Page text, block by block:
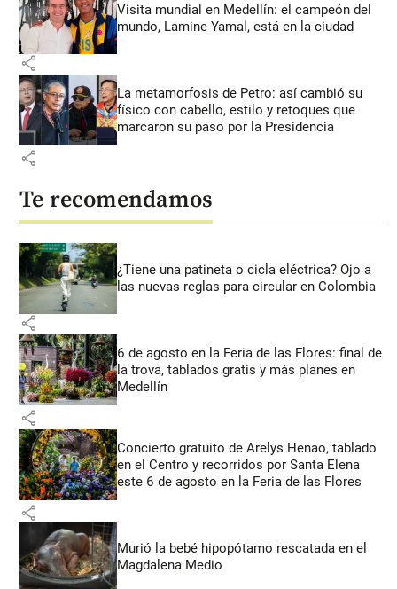
Visita mundial en Medellín: el campeón del
mundo, Lamine Yamal, está en la ciudad
share
La metamorfosis de Petro: así cambió su
físico con cabello, estilo y retoques que
marcaron su paso por la Presidencia
share
Te recomendamos
¿Tiene una patineta o cicla eléctrica? Ojo a
las nuevas reglas para circular en Colombia
share
6 de agosto en la Feria de las Flores: final de
la trova, tablados gratis y más planes en
Medellín
share
Concierto gratuito de Arelys Henao, tablado
en el Centro y recorridos por Santa Elena
este 6 de agosto en la Feria de las Flores
share
Murió la bebé hipopótamo rescatada en el
Magdalena Medio